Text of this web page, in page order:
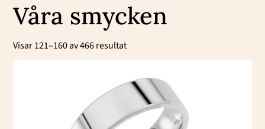
Våra smycken
Visar 121–160 av 466 resultatefter
här
produkten
har